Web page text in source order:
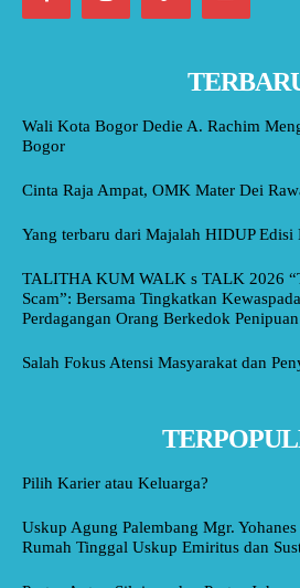
Wali Kota Bogor Dedie A. Rachim
Bogor
Cinta Raja Ampat, OMK Mater Dei
Yang terbaru dari Majalah HIDUP Edisi
TALITHA KUM WALK s TALK 2026
Scam”: Bersama Tingkatkan
Perdagangan Orang Berkedok
Salah Fokus Atensi Masyarakat dan
Pilih Karier atau Keluarga?
Uskup Agung Palembang Mgr.
Rumah Tinggal Uskup Emiritus dan